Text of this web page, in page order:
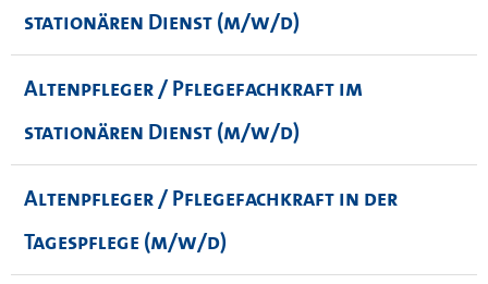
stationären Dienst (m/w/d)
Altenpfleger / Pflegefachkraft im
stationären Dienst (m/w/d)
Altenpfleger / Pflegefachkraft in der
Tagespflege (m/w/d)